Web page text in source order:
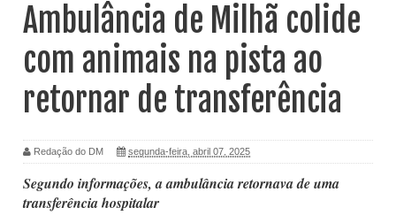
Ambulância de Milhã colide
com animais na pista ao
retornar de transferência
Redação do DM segunda-feira, abril 07, 2025
Segundo informações, a ambulância retornava de uma
transferência hospitalar